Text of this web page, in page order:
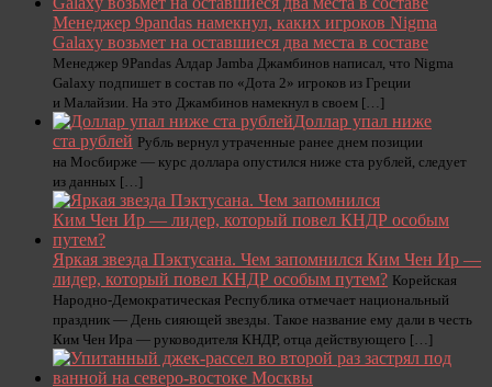
Менеджер 9pandas намекнул, каких игроков Nigma
Galaxy возьмет на оставшиеся два места в составе
Менеджер 9Pandas Алдар Jamba Джамбинов написал, что Nigma
Galaxy подпишет в состав по «Дота 2» игроков из Греции
и Малайзии. На это Джамбинов намекнул в своем […]
Доллар упал ниже
ста рублей Рубль вернул утраченные ранее днем позиции
на Мосбирже — курс доллара опустился ниже ста рублей, следует
из данных […]
Яркая звезда Пэктусана. Чем запомнился Ким Чен Ир —
лидер, который повел КНДР особым путем? Корейская
Народно-Демократическая Республика отмечает национальный
праздник — День сияющей звезды. Такое название ему дали в честь
Ким Чен Ира — руководителя КНДР, отца действующего […]